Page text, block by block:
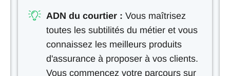
ADN du courtier : Vous maîtrisez
toutes les subtilités du métier et vous
connaissez les meilleurs produits
d'assurance à proposer à vos clients.
Vous commencez votre parcours sur